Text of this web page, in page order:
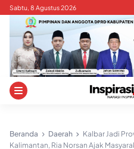
Skip
content
Sabtu, 8 Agustus 2026
Beranda Daerah
Kalbar Jadi
Kalimantan, Ria Norsan Ajak